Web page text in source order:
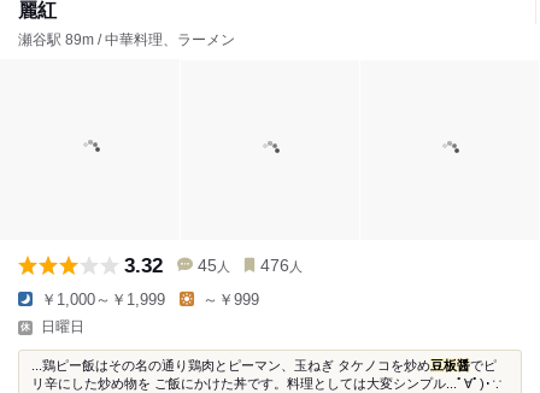
麗紅
瀬谷駅 89m / 中華料理、ラーメン
3.32 45 人 476 人
￥1,000～￥1,999 ～￥999
日曜日
...鶏ピー飯はその名の通り鶏肉とピーマン、玉ねぎ タケノコを炒め豆板醤でピ
リ辛にした炒め物を ご飯にかけた丼です。料理としては大変シンプル...ﾟ∀ﾟ)･∵